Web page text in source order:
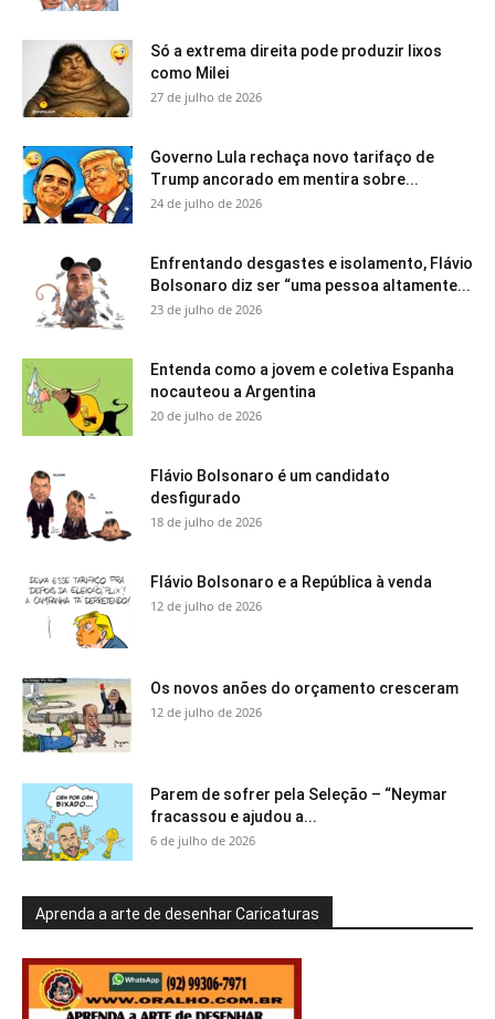
Só a extrema direita pode produzir lixos
como Milei
27 de julho de 2026
Governo Lula rechaça novo tarifaço de
Trump ancorado em mentira sobre...
24 de julho de 2026
Enfrentando desgastes e isolamento, Flávio
Bolsonaro diz ser “uma pessoa altamente...
23 de julho de 2026
Entenda como a jovem e coletiva Espanha
nocauteou a Argentina
20 de julho de 2026
Flávio Bolsonaro é um candidato
desfigurado
18 de julho de 2026
Flávio Bolsonaro e a República à venda
12 de julho de 2026
Os novos anões do orçamento cresceram
12 de julho de 2026
Parem de sofrer pela Seleção – “Neymar
fracassou e ajudou a...
6 de julho de 2026
Aprenda a arte de desenhar Caricaturas